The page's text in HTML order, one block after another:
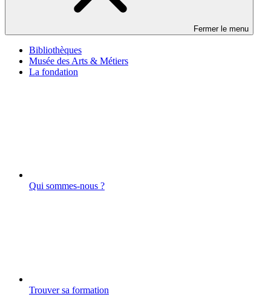
Fermer le menu
Bibliothèques
Musée des Arts & Métiers
La fondation
Qui sommes-nous ?
Trouver sa formation